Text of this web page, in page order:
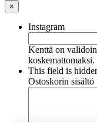
×
Instagram
Kenttä on
koskemattomaksi.
This field is
Ostoskorin sisältö